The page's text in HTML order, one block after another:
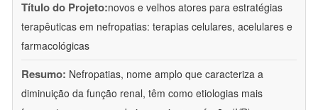
Título do Projeto:novos e velhos atores para estratégias
terapêuticas em nefropatias: terapias celulares, acelulares e
farmacológicas
Resumo: Nefropatias, nome amplo que caracteriza a
diminuição da função renal, têm como etiologias mais